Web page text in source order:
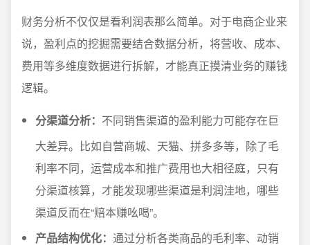
财务分析不仅仅是看利润表那么简单。对于电商企业来
说，盈利点的挖掘需要结合数据分析，将营收、成本、
费用等多维度数据进行拆解，才能真正摸清业务的赚钱
逻辑。
分渠道分析： 不同销售渠道的盈利能力可能存在巨
大差异。比如自营商城、天猫、拼多多等，除了毛
利率不同，运营成本和推广费用也大相径庭，只有
分渠道核算，才能发现哪些渠道是利润洼地，哪些
渠道反而在“赔本赚吆喝”。
产品结构优化： 通过分析各类商品的毛利率、动销